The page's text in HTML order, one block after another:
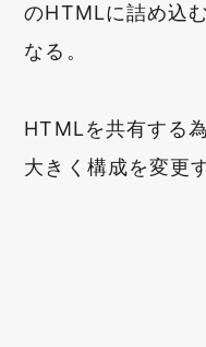
のHTMLに詰め込
なる。
HTMLを共有する
大きく構成を変更